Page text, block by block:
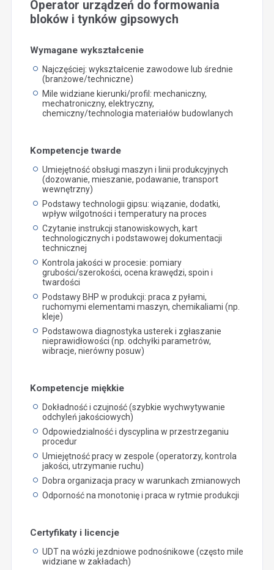
Operator urządzeń do formowania
bloków i tynków gipsowych
Wymagane wykształcenie
Najczęściej: wykształcenie zawodowe lub średnie
(branżowe/techniczne)
Mile widziane kierunki/profil: mechaniczny,
mechatroniczny, elektryczny,
chemiczny/technologia materiałów budowlanych
Kompetencje twarde
Umiejętność obsługi maszyn i linii produkcyjnych
(dozowanie, mieszanie, podawanie, transport
wewnętrzny)
Podstawy technologii gipsu: wiązanie, dodatki,
wpływ wilgotności i temperatury na proces
Czytanie instrukcji stanowiskowych, kart
technologicznych i podstawowej dokumentacji
technicznej
Kontrola jakości w procesie: pomiary
grubości/szerokości, ocena krawędzi, spoin i
twardości
Podstawy BHP w produkcji: praca z pyłami,
ruchomymi elementami maszyn, chemikaliami (np.
kleje)
Podstawowa diagnostyka usterek i zgłaszanie
nieprawidłowości (np. odchyłki parametrów,
wibracje, nierówny posuw)
Kompetencje miękkie
Dokładność i czujność (szybkie wychwytywanie
odchyleń jakościowych)
Odpowiedzialność i dyscyplina w przestrzeganiu
procedur
Umiejętność pracy w zespole (operatorzy, kontrola
jakości, utrzymanie ruchu)
Dobra organizacja pracy w warunkach zmianowych
Odporność na monotonię i praca w rytmie produkcji
Certyfikaty i licencje
UDT na wózki jezdniowe podnośnikowe (często mile
widziane w zakładach)